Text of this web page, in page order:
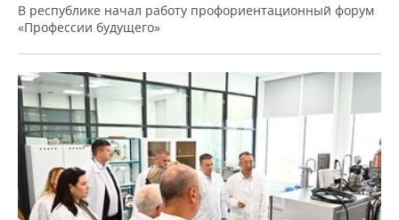
В республике начал работу профориентационный форум
«Профессии будущего»